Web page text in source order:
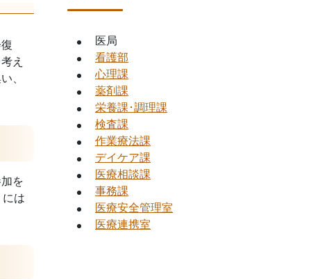
え
、
を
は
医局
看護部
心理課
薬剤課
栄養課･調理課
検査課
作業療法課
デイケア課
医療相談課
事務課
医療安全管理室
医療連携室